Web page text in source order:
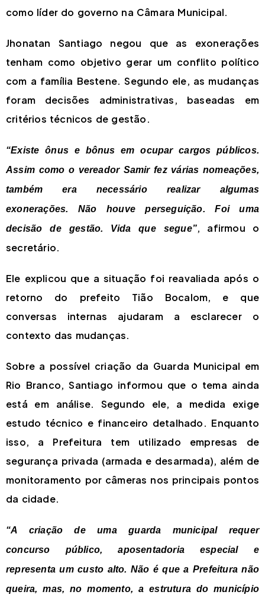
como líder do governo na Câmara Municipal.
Jhonatan Santiago negou que as exonerações
tenham como objetivo gerar um conflito político
com a família Bestene. Segundo ele, as mudanças
foram decisões administrativas, baseadas em
critérios técnicos de gestão.
“Existe ônus e bônus em ocupar cargos públicos.
Assim como o vereador Samir fez várias nomeações,
também era necessário realizar algumas
exonerações. Não houve perseguição. Foi uma
decisão de gestão. Vida que segue”, afirmou o
secretário.
Ele explicou que a situação foi reavaliada após o
retorno do prefeito Tião Bocalom, e que
conversas internas ajudaram a esclarecer o
contexto das mudanças.
Sobre a possível criação da Guarda Municipal em
Rio Branco, Santiago informou que o tema ainda
está em análise. Segundo ele, a medida exige
estudo técnico e financeiro detalhado. Enquanto
isso, a Prefeitura tem utilizado empresas de
segurança privada (armada e desarmada), além de
monitoramento por câmeras nos principais pontos
da cidade.
“A criação de uma guarda municipal requer
concurso público, aposentadoria especial e
representa um custo alto. Não é que a Prefeitura não
queira, mas, no momento, a estrutura do município